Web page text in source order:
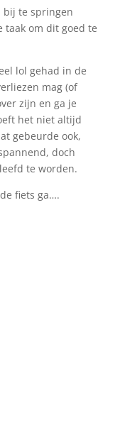
bij te springen
taak om dit goed te
lol gehad in de
mag (of
zijn en ga je
het niet altijd
gebeurde ook,
doch
te worden.
fiets ga….